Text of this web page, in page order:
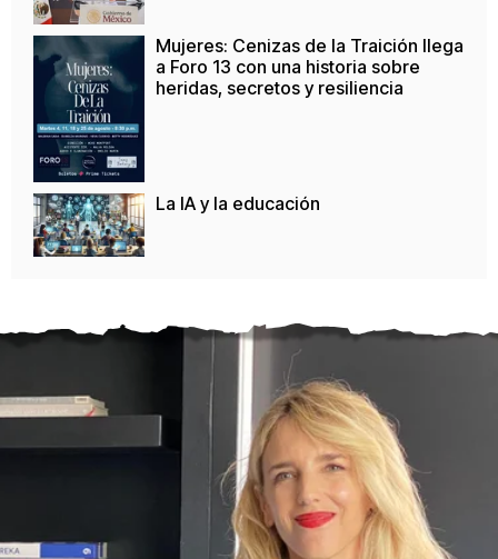
Mujeres: Cenizas de la Traición llega
a Foro 13 con una historia sobre
heridas, secretos y resiliencia
La IA y la educación